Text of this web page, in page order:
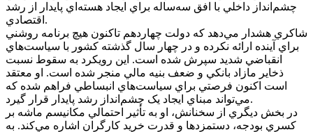
چشم‌انداز داخلي با افق سه‌ساله براي ايجاد هسته‌اي پايدار از رشد
اقتصادي.
شاکري هشدار مي‌دهد که دولت چهاردهم تاکنون هيچ برنامه روشني
براي آينده ارائه نکرده و در چهار سال گذشته کشور با سياست‌هاي
انقباضي شديد سپرش شده است. اين رويکرد به سقوط نسبت
ذخاير مازاد بانکي و ضعف بنيه مالي منجر شده است. او معتقد
است اکنون فرصتي براي سياست‌هاي انبساطي فراهم شده که
مي‌تواند مبناي ايجاد يک چشم‌انداز رشد پايدار قرار گيرد.
در بخش ديگري از سخنانش، او به تأثير احتمالي مکانيسم ماشه بر
کسري بودجه، دستمزدها و قدرت خريد کارگران اشاره مي‌کند. به